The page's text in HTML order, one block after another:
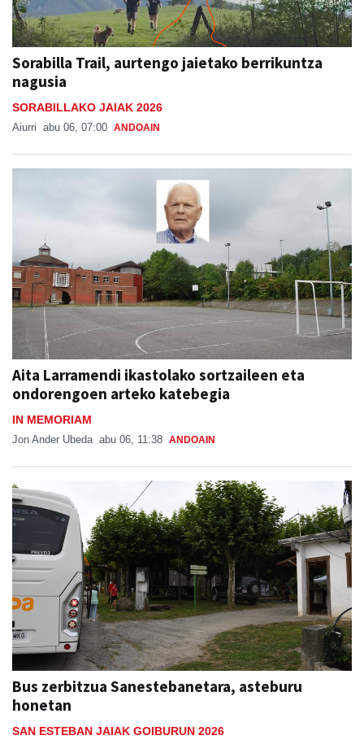
Sorabilla Trail, aurtengo jaietako berrikuntza
nagusia
SORABILLAKO JAIAK 2026
Aiurri abu 06, 07:00 ANDOAIN
Aita Larramendi ikastolako sortzaileen eta
ondorengoen arteko katebegia
IN MEMORIAM
Jon Ander Ubeda abu 06, 11:38 ANDOAIN
Bus zerbitzua Sanestebanetara, asteburu
honetan
SAN ESTEBAN JAIAK GOIBURUN 2026